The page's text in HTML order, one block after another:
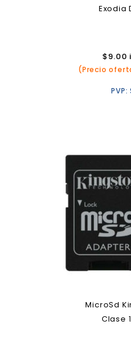
Exodia
$9.00
(Precio
PVP:
MicroSd
Clase